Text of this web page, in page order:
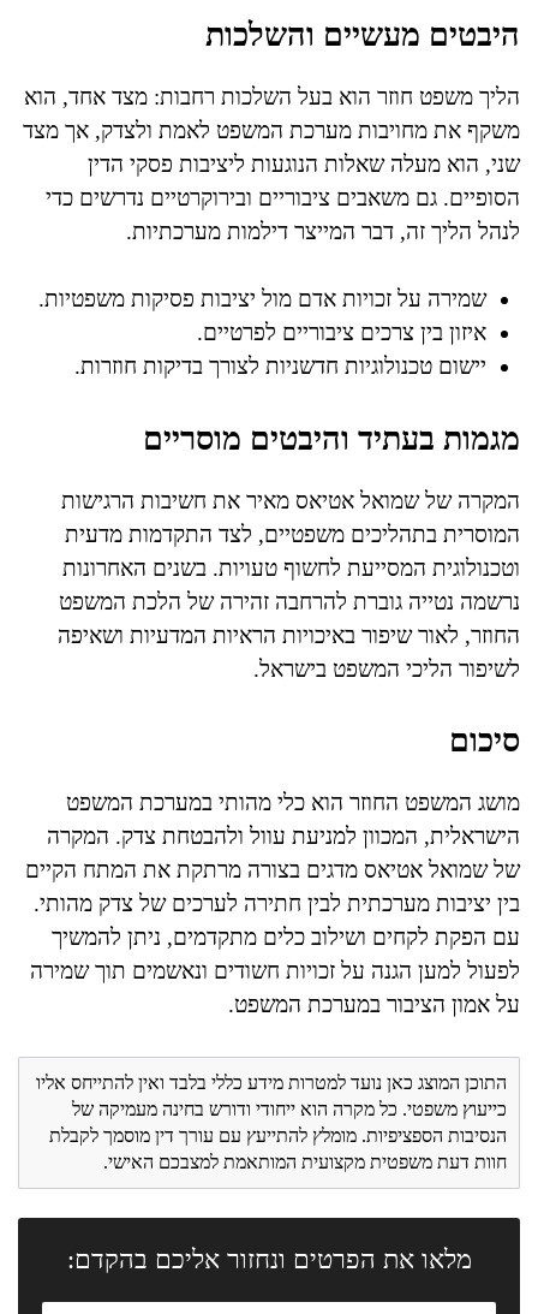
היבטים מעשיים והשלכות
הליך משפט חוזר הוא בעל השלכות רחבות: מצד אחד, הוא
משקף את מחויבות מערכת המשפט לאמת ולצדק, אך מצד
שני, הוא מעלה שאלות הנוגעות ליציבות פסקי הדין
הסופיים. גם משאבים ציבוריים ובירוקרטיים נדרשים כדי
לנהל הליך זה, דבר המייצר דילמות מערכתיות.
שמירה על זכויות אדם מול יציבות פסיקות משפטיות.
איזון בין צרכים ציבוריים לפרטיים.
יישום טכנולוגיות חדשניות לצורך בדיקות חוזרות.
מגמות בעתיד והיבטים מוסריים
המקרה של שמואל אטיאס מאיר את חשיבות הרגישות
המוסרית בתהליכים משפטיים, לצד התקדמות מדעית
וטכנולוגית המסייעת לחשוף טעויות. בשנים האחרונות
נרשמה נטייה גוברת להרחבה זהירה של הלכת המשפט
החוזר, לאור שיפור באיכויות הראיות המדעיות ושאיפה
לשיפור הליכי המשפט בישראל.
סיכום
מושג המשפט החוזר הוא כלי מהותי במערכת המשפט
הישראלית, המכוון למניעת עוול ולהבטחת צדק. המקרה
של שמואל אטיאס מדגים בצורה מרתקת את המתח הקיים
בין יציבות מערכתית לבין חתירה לערכים של צדק מהותי.
עם הפקת לקחים ושילוב כלים מתקדמים, ניתן להמשיך
לפעול למען הגנה על זכויות חשודים ונאשמים תוך שמירה
על אמון הציבור במערכת המשפט.
התוכן המוצג כאן נועד למטרות מידע כללי בלבד ואין להתייחס אליו
כייעוץ משפטי. כל מקרה הוא ייחודי ודורש בחינה מעמיקה של
הנסיבות הספציפיות. מומלץ להתייעץ עם עורך דין מוסמך לקבלת
חוות דעת משפטית מקצועית המותאמת למצבכם האישי.
מלאו את הפרטים ונחזור אליכם בהקדם: